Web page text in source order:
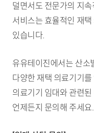
덜면서도 전문가의 지
서비스는 효율적인 재
있습니다.
유유테이진에서는 산소
다양한 재택 의료기기
의료기기 임대와 관련
언제든지 문의해 주세요.